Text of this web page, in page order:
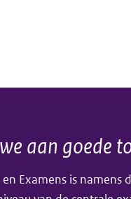
aan goede
en Examens is